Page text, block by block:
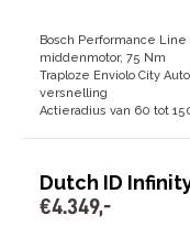
Bosch Performance Line
middenmotor, 75 Nm
Traploze Enviolo City
versnelling
Actieradius van 60 tot
Dutch ID
€4.349,-